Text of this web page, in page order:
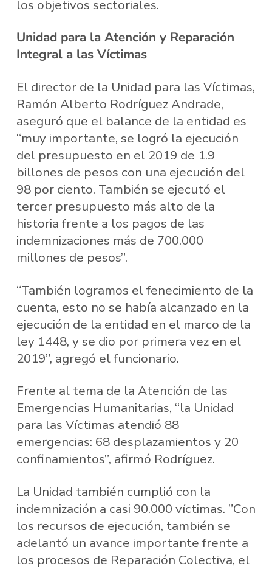
los objetivos sectoriales.
Unidad para la Atención y Reparación
Integral a las Víctimas
El director de la Unidad para las Víctimas,
Ramón Alberto Rodríguez Andrade,
aseguró que el balance de la entidad es
“muy importante, se logró la ejecución
del presupuesto en el 2019 de 1.9
billones de pesos con una ejecución del
98 por ciento. También se ejecutó el
tercer presupuesto más alto de la
historia frente a los pagos de las
indemnizaciones más de 700.000
millones de pesos”.
“También logramos el fenecimiento de la
cuenta, esto no se había alcanzado en la
ejecución de la entidad en el marco de la
ley 1448, y se dio por primera vez en el
2019”, agregó el funcionario.
Frente al tema de la Atención de las
Emergencias Humanitarias, “la Unidad
para las Víctimas atendió 88
emergencias: 68 desplazamientos y 20
confinamientos”, afirmó Rodríguez.
La Unidad también cumplió con la
indemnización a casi 90.000 víctimas. ”Con
los recursos de ejecución, también se
adelantó un avance importante frente a
los procesos de Reparación Colectiva, el